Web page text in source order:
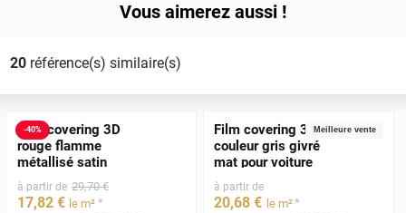
Vous aimerez aussi !
20référence(s) similaire(s)
-40%
Film covering 3D
rouge flamme
métallisé satin
à partir de 29,70 €
17,82 € le m² *
Meilleure vente
Film covering 3D
couleur gris givré
mat pour voiture
à partir de
20,68 € le m²*